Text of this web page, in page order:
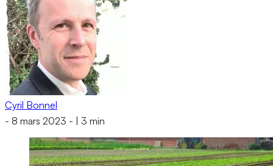
Cyril Bonnel
- 8 mars 2023 - 3 min